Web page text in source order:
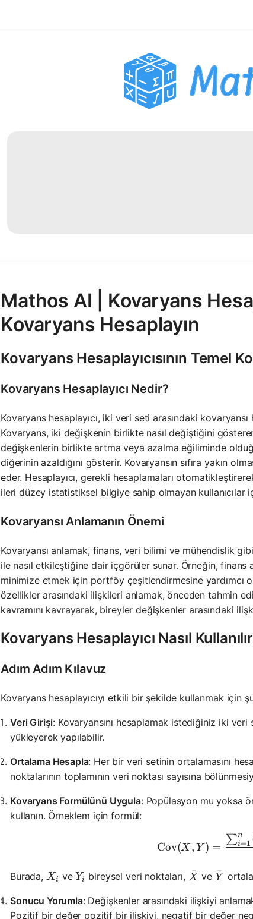
Mathos AI | Kovaryans
Kovaryans Hesaplayın
Kovaryans Hesaplayıcısının Temel
Kovaryans Hesaplayıcı Nedir?
Kovaryans hesaplayıcı, iki veri seti arasındaki
Kovaryans, iki değişkenin birlikte nasıl değiştiğini
değişkenlerin birlikte artma veya azalma eğiliminde
diğerinin azaldığını gösterir. Kovaryansın sıfıra yakın
eder. Hesaplayıcı, gerekli hesaplamaları
ileri düzey istatistiksel bilgiye sahip olmayan kullanıcılar
Kovaryansı Anlamanın Önemi
Kovaryansı anlamak, finans, veri bilimi ve mühendislik
ile nasıl etkileştiğine dair içgörüler sunar. Örneğin, finans
minimize etmek için portföy çeşitlendirmesine yardımcı
özellikler arasındaki ilişkileri anlamak, önceden tahmin
kavramını kavrayarak, bireyler değişkenler arasındaki
Kovaryans Hesaplayıcı Nasıl
Adım Adım Kılavuz
Kovaryans hesaplayıcıyı etkili bir şekilde kullanmak için
Veri Girişi: Kovaryansını hesaplamak istediğiniz iki
yükleyerek yapılabilir.
Ortalama Hesapla: Her bir veri setinin ortalamasını
noktalarının toplamının veri noktası sayısına
Kovaryans Formülünü Uygula: Popülasyon mu yoksa
kullanın. Örneklem için formül:
Cov(X , Y ) =
∑i=1
n
Burada, X_i
Xi veY_i
Yi bireysel veri noktaları, \bar{X}
X
ˉ ve Y
ˉ
Sonucu Yorumla: Değişkenler arasındaki ilişkiyi
Pozitif bir değer pozitif bir ilişkiyi, negatif bir değer